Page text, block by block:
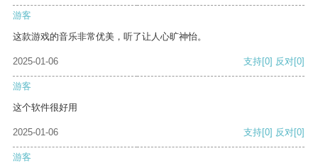
游客
这款游戏的音乐非常优美，听了让人心旷神怡。
2025-01-06 支持[0] 反对[0]
游客
这个软件很好用
2025-01-06 支持[0] 反对[0]
游客